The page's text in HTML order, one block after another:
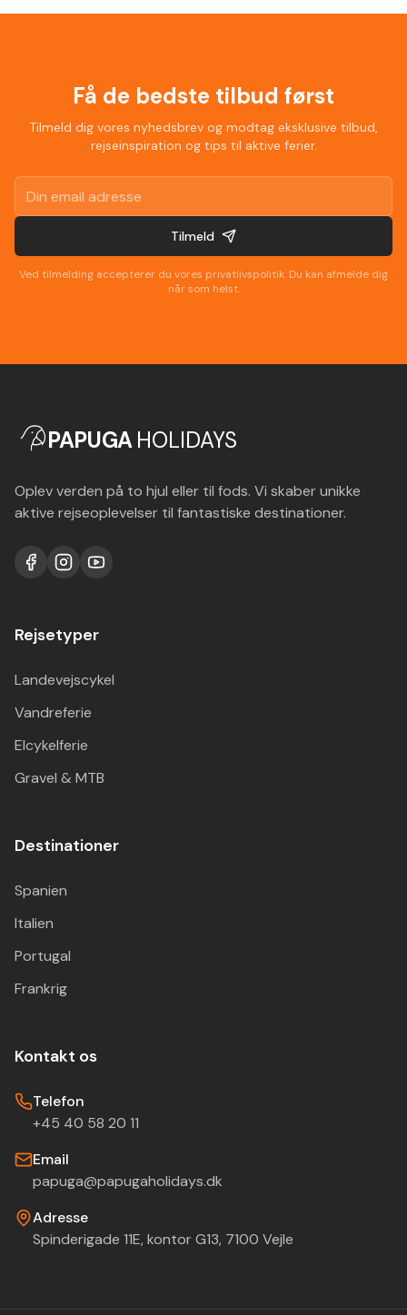
Få de bedste tilbud først
Tilmeld dig vores nyhedsbrev og modtag eksklusive tilbud,
rejseinspiration og tips til aktive ferier.
Tilmeld
Ved tilmelding accepterer du vores privatlivspolitik. Du kan afmelde dig
når som helst.
PAPUGA HOLIDAYS
Oplev verden på to hjul eller til fods. Vi skaber unikke
aktive rejseoplevelser til fantastiske destinationer.
Rejsetyper
Landevejscykel
Vandreferie
Elcykelferie
Gravel & MTB
Destinationer
Spanien
Italien
Portugal
Frankrig
Kontakt os
Telefon
+45 40 58 20 11
Email
papuga@papugaholidays.dk
Adresse
Spinderigade 11E, kontor G13, 7100 Vejle